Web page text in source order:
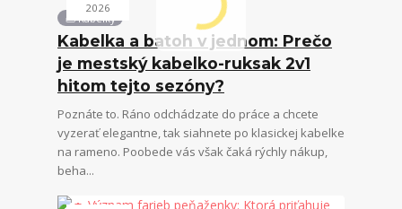
2026
👜 Kabelky
Kabelka a batoh v jednom: Prečo
je mestský kabelko-ruksak 2v1
hitom tejto sezóny?
Poznáte to. Ráno odchádzate do práce a chcete
vyzerať elegantne, tak siahnete po klasickej kabelke
na rameno. Poobede vás však čaká rýchly nákup,
beha...